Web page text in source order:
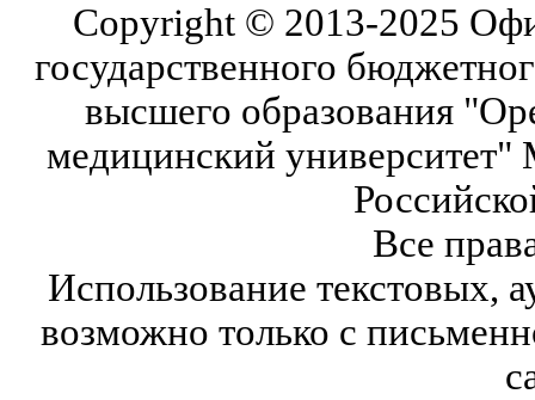
Copyright © 2013-2025
государственного
высшего образования
медицинский университет"
Все
Использование текстовых,
возможно только с